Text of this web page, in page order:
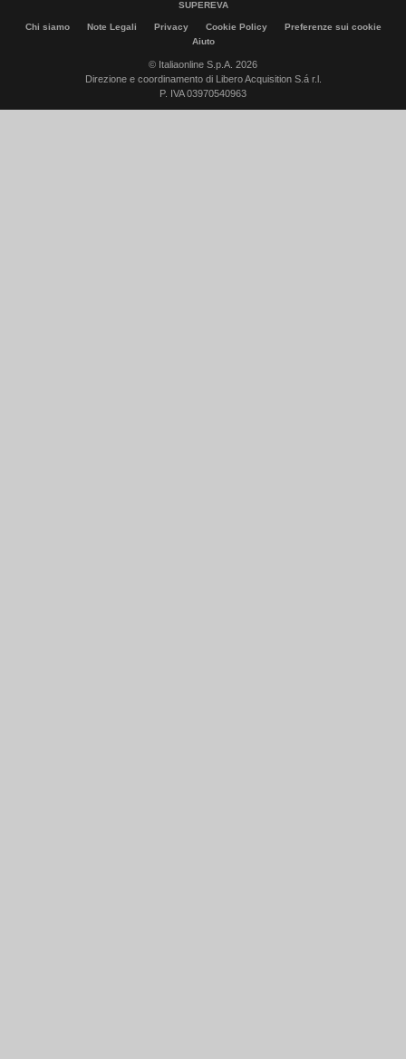
SUPEREVA
Chi siamo Note Legali Privacy Cookie Policy
Preferenze sui cookie
Aiuto
© Italiaonline S.p.A. 2026
Direzione e coordinamento di Libero Acquisition S.á r.l.
P. IVA 03970540963